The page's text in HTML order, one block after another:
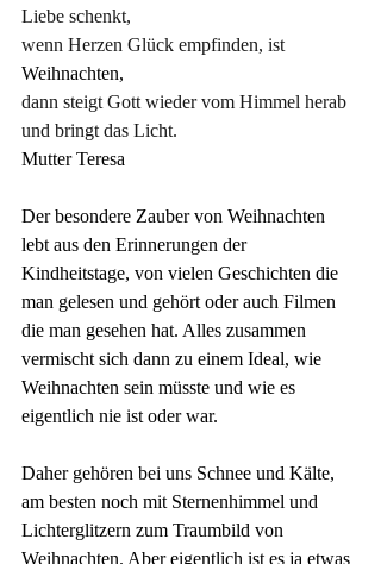
Liebe schenkt,
wenn Herzen Glück empfinden, ist
Weihnachten,
dann steigt Gott wieder vom Himmel herab
und bringt das Licht.
Mutter Teresa
Der besondere Zauber von Weihnachten
lebt aus den Erinnerungen der
Kindheitstage, von vielen Geschichten die
man gelesen und gehört oder auch Filmen
die man gesehen hat. Alles zusammen
vermischt sich dann zu einem Ideal, wie
Weihnachten sein müsste und wie es
eigentlich nie ist oder war.
Daher gehören bei uns Schnee und Kälte,
am besten noch mit Sternenhimmel und
Lichterglitzern zum Traumbild von
Weihnachten. Aber eigentlich ist es ja etwas